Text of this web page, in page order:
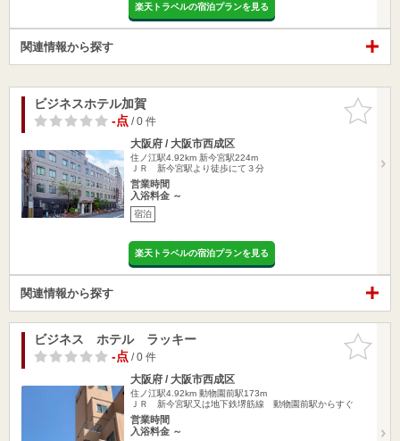
楽天トラベルの宿泊プランを見る
関連情報から探す
お気に入
りに追加
ビジネスホテル加賀
-点/ 0 件
大阪府 / 大阪市西成区
住ノ江駅4.92km 新今宮駅224m
ＪＲ 新今宮駅より徒歩にて３分
営業時間
入浴料金 ～
宿泊
楽天トラベルの宿泊プランを見る
関連情報から探す
お気に入
りに追加
ビジネス ホテル ラッキー
-点/ 0 件
大阪府 / 大阪市西成区
住ノ江駅4.92km 動物園前駅173m
ＪＲ 新今宮駅又は地下鉄堺筋線 動物園前駅からすぐ
営業時間
入浴料金 ～